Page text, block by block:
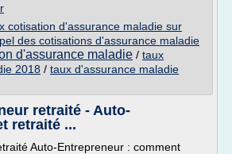
cotisation d'assurance maladie sur
des cotisations d'assurance maladie
d'assurance maladie / taux
2018 / taux d'assurance maladie
retraité - Auto-
retraité ...
Auto-Entrepreneur : comment